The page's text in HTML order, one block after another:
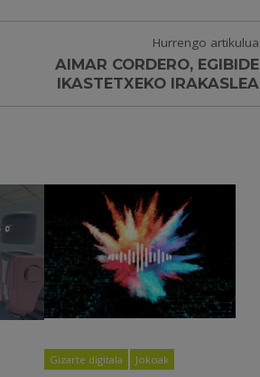
Hurrengo artikulua
AIMAR CORDERO, EGIBIDE
IKASTETXEKO IRAKASLEA
Gizarte digitala Jokoak